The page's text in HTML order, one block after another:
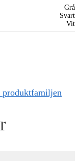
Grå
Svart
Vit
produktfamiljen